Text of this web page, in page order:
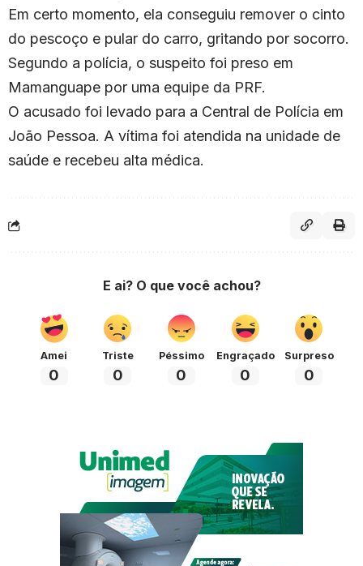
Em certo momento, ela conseguiu remover o cinto
do pescoço e pular do carro, gritando por socorro.
Segundo a polícia, o suspeito foi preso em
Mamanguape por uma equipe da PRF.
O acusado foi levado para a Central de Polícia em
João Pessoa. A vítima foi atendida na unidade de
saúde e recebeu alta médica.
E ai? O que você achou?
Amei
0
Triste
0
Péssimo
0
Engraçado
0
Surpreso
0